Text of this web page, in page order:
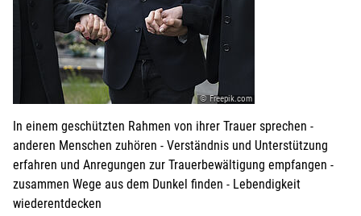
© Freepik.com
In einem geschützten Rahmen von ihrer Trauer sprechen -
anderen Menschen zuhören - Verständnis und Unterstützung
erfahren und Anregungen zur Trauerbewältigung empfangen -
zusammen Wege aus dem Dunkel finden - Lebendigkeit
wiederentdecken